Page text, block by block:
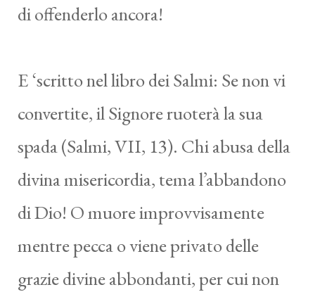
di offenderlo ancora!
E ‘scritto nel libro dei Salmi: Se non vi
convertite, il Signore ruoterà la sua
spada (Salmi, VII, 13). Chi abusa della
divina misericordia, tema l’abbandono
di Dio! O muore improvvisamente
mentre pecca o viene privato delle
grazie divine abbondanti, per cui non